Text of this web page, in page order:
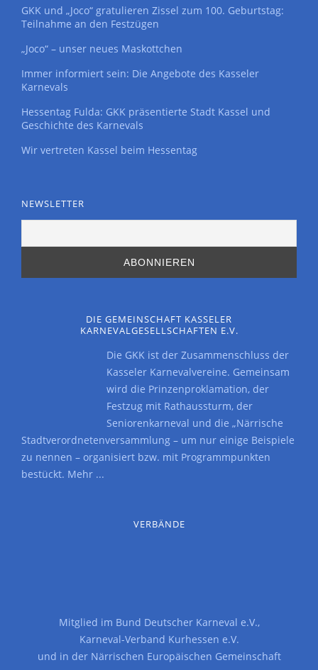
GKK und „Joco“ gratulieren Zissel zum 100. Geburtstag:
Teilnahme an den Festzügen
„Joco“ – unser neues Maskottchen
Immer informiert sein: Die Angebote des Kasseler
Karnevals
Hessentag Fulda: GKK präsentierte Stadt Kassel und
Geschichte des Karnevals
Wir vertreten Kassel beim Hessentag
NEWSLETTER
DIE GEMEINSCHAFT KASSELER
KARNEVALGESELLSCHAFTEN E.V.
Die GKK ist der Zusammenschluss der
Kasseler Karnevalvereine. Gemeinsam
wird die Prinzenproklamation, der
Festzug mit Rathaussturm, der
Seniorenkarneval und die „Närrische
Stadtverordnetenversammlung – um nur einige Beispiele
zu nennen – organisiert bzw. mit Programmpunkten
bestückt. Mehr ...
VERBÄNDE
Mitglied im Bund Deutscher Karneval e.V.,
Karneval-Verband Kurhessen e.V.
und in der Närrischen Europäischen Gemeinschaft